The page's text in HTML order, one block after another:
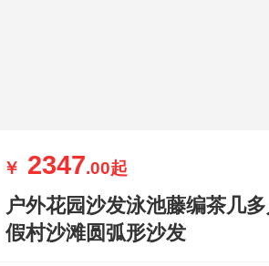
￥ 2347.00起
户外花园沙发泳池藤编茶几
假村沙滩圆弧形沙发